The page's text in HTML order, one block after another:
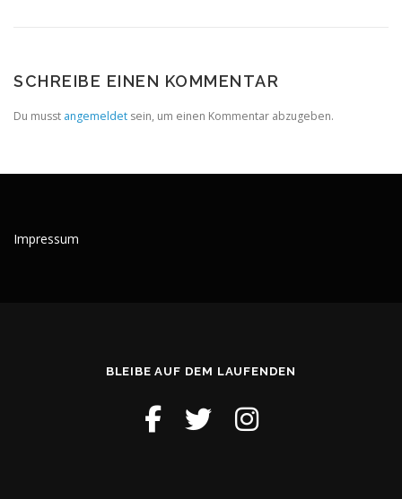
SCHREIBE EINEN KOMMENTAR
Du musst angemeldet sein, um einen Kommentar abzugeben.
Impressum
BLEIBE AUF DEM LAUFENDEN